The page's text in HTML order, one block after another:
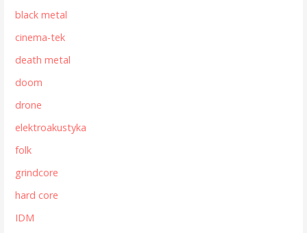
black metal
cinema-tek
death metal
doom
drone
elektroakustyka
folk
grindcore
hard core
IDM